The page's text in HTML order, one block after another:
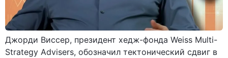
Джорди Виссер, президент хедж-фонда Weiss Multi-
Strategy Advisers, обозначил тектонический сдвиг в